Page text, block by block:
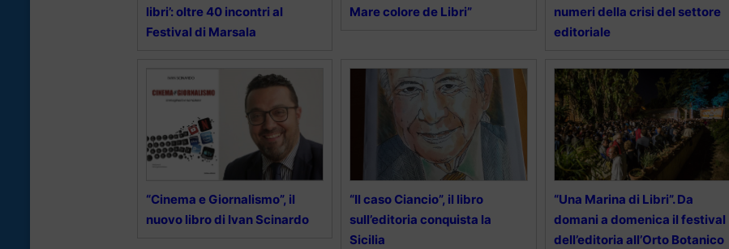
libri’: oltre 40 incontri al
Festival di Marsala
Mare colore de Libri”
numeri della crisi del settore
editoriale
“Cinema e Giornalismo”, il
nuovo libro di Ivan Scinardo
“Il caso Ciancio”, il libro
sull’editoria conquista la
Sicilia
“Una Marina di Libri”. Da
domani a domenica il festival
dell’editoria all’Orto Botanico